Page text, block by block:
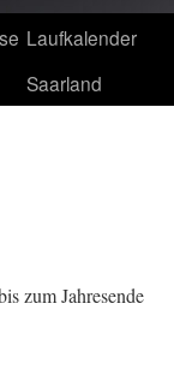
Laufkalender
Saarland
zum Jahresende